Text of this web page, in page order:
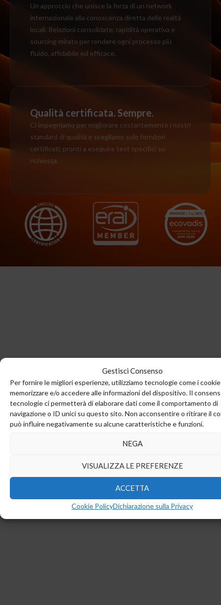
Gestisci Consenso
Per fornire le migliori esperienze, utilizziamo tecnologie come i
cookie per memorizzare e/o accedere alle informazioni del
negativamente su alcune caratteristiche e funzioni.
NEGA
VISUALIZZA LE PREFERENZE
ACCETTA
Un approccio che unisce la forza di un network
internazionale alla conoscenza diretta delle realtà
locali. Relazioni consolidate, rapidità operativa e
sourcing mirato per rendere ogni processo più
fluido, affidabile ed efficace.
Qualità certificata. Sempre.
Ci impegniamo per migliorare costantemente i nostri
standard di qualità e scegliamo solo fornitori
certificati, pronti a eseguire test specifici su
richiesta.